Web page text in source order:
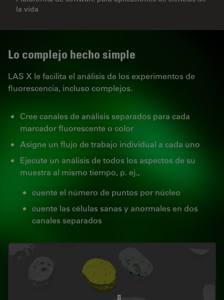
la vida
Lo complejo hecho simple
LAS X le facilita el análisis de los experimentos de
fluorescencia, incluso complejos.
Cree canales de análisis separados para cada
marcador fluorescente o color
Asigne un flujo de trabajo individual a cada uno
Ejecute un análisis de todos los aspectos de su
muestra al mismo tiempo, p. ej.,
cuente el número de puntos por núcleo
cuente las células sanas y anormales en dos
canales separados